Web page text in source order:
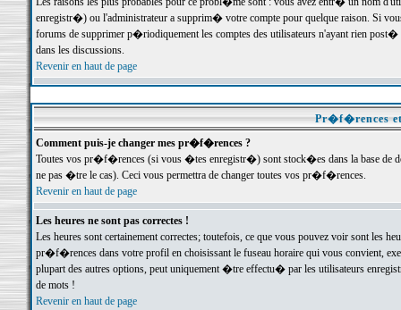
enregistr�) ou l'administrateur a supprim� votre compte pour quelque raison. Si
forums de supprimer p�riodiquement les comptes des utilisateurs n'ayant rien
dans les discussions.
Revenir en haut de page
Pr�f�rences
Comment puis-je changer mes pr�f�rences ?
Toutes vos pr�f�rences (si vous �tes enregistr�) sont stock�es dans la base de
ne pas �tre le cas). Ceci vous permettra de changer toutes vos pr�f�rences.
Revenir en haut de page
Les heures ne sont pas correctes !
Les heures sont certainement correctes; toutefois, ce que vous pouvez voir sont
pr�f�rences dans votre profil en choisissant le fuseau horaire qui vous convient,
plupart des autres options, peut uniquement �tre effectu� par les utilisateurs
de mots !
Revenir en haut de page